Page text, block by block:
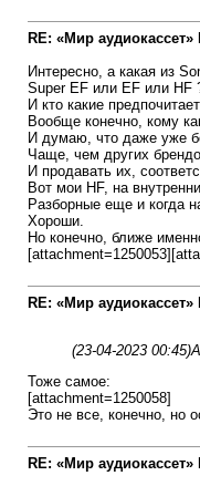
RE: «Мир аудиокассет»
Интересно, а какая из
Super EF или EF или HF
И кто какие
Вообще конечно, кому
И думаю, что даже уже
Чаще, чем других
И продавать их,
Вот мои HF, на
Разборные еще и когда
Хороши.
Но конечно, ближе
RE: «Мир аудиокассет»
(23-04-2023 00:45)
Тоже самое:
[attachment=1250058]
Это не все, конечно, но
RE: «Мир аудиокассет»